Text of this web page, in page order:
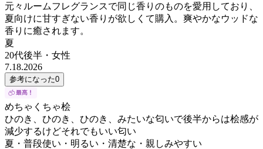
元々ルームフレグランスで同じ香りのものを愛用しており、
夏向けに甘すぎない香りが欲しくて購入。爽やかなウッドな
香りに癒されます。
夏
20代後半 ・ 女性
7.18.2026
参考になった0
めちゃくちゃ桧
ひのき、ひのき、ひのき、みたいな匂いで後半からは桧感が
減少するけどそれでもいい匂い
夏・普段使い・明るい・清楚な・親しみやすい